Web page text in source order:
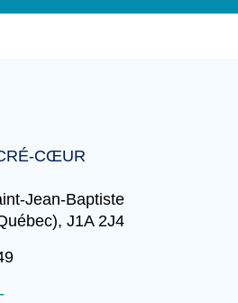
CŒUR
Jean-Baptiste
J1A 2J4